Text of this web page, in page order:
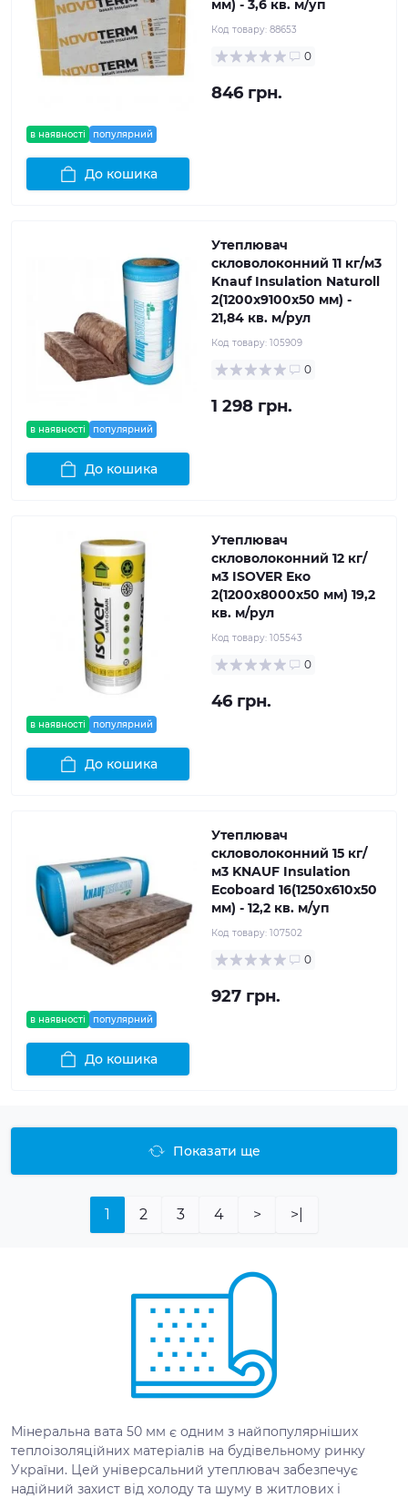
в наявності популярний
мм) - 3,6 кв. м/уп
Код товару: 88653
0
846 грн.
До кошика
в наявності популярний
Утеплювач
скловолоконний 11 кг/м3
Knauf Insulation Naturoll
2(1200x9100x50 мм) -
21,84 кв. м/рул
Код товару: 105909
0
1 298 грн.
До кошика
в наявності популярний
Утеплювач
скловолоконний 12 кг/
м3 ISOVER Еко
2(1200x8000x50 мм) 19,2
кв. м/рул
Код товару: 105543
0
46 грн.
До кошика
в наявності популярний
Утеплювач
скловолоконний 15 кг/
м3 KNAUF Insulation
Ecoboard 16(1250x610x50
мм) - 12,2 кв. м/уп
Код товару: 107502
0
927 грн.
До кошика
Показати ще
1 2 3 4 > >|
Мінеральна вата 50 мм є одним з найпопулярніших
теплоізоляційних матеріалів на будівельному ринку
України. Цей універсальний утеплювач забезпечує
надійний захист від холоду та шуму в житлових і